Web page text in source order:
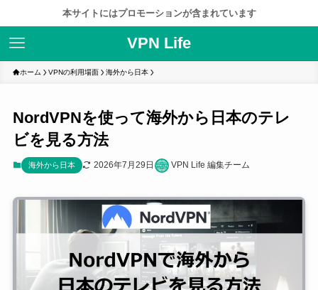
本サイトにはプロモーションが含まれています
VPN Life
ホーム VPNの利用場面 海外から日本
NordVPNを使って海外から日本のテレ
ビを見る方法
海外から日本 2026年7月29日 VPN Life 編集チーム